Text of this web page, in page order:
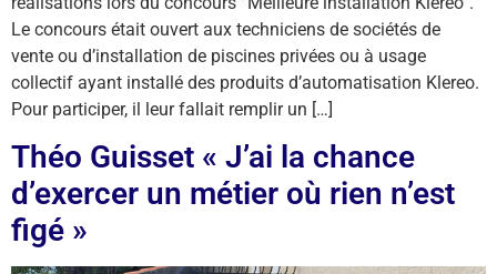
Le concours était ouvert aux techniciens de sociétés de
vente ou d’installation de piscines privées ou à usage
collectif ayant installé des produits d’automatisation Klereo.
Pour participer, il leur fallait remplir un […]
Théo Guisset « J’ai la chance
d’exercer un métier où rien n’est
figé »